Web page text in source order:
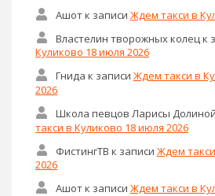
Ашотк записи Ждем такси в
Властелин творожных колец к
Куликово 18 июля 2026
Гнида к записи Ждем такси в
2026
Школа певцов Ларисы Долиной
такси в Куликово 18 июля 2026
ФистингТВ к записи Ждем
2026
Ашотк записи Ждем такси в